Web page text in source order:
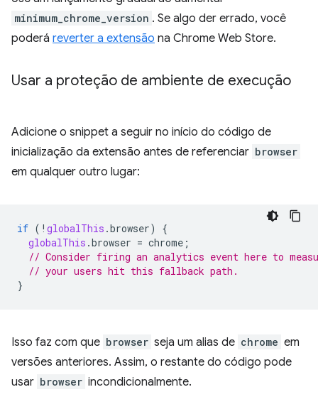
minimum_chrome_version . Se algo der errado, você
poderá reverter a extensão na Chrome Web Store.
Usar a proteção de ambiente de execução
Adicione o snippet a seguir no início do código de
inicialização da extensão antes de referenciar browser
em qualquer outro lugar:
if ( ! globalThis .browser)
{
globalThis .browser = chrome ;
// Consider firing an analytics event here to
// your users hit this fallback path.
}
Isso faz com que browser seja um alias de chrome em
versões anteriores. Assim, o restante do código pode
usar browser incondicionalmente.